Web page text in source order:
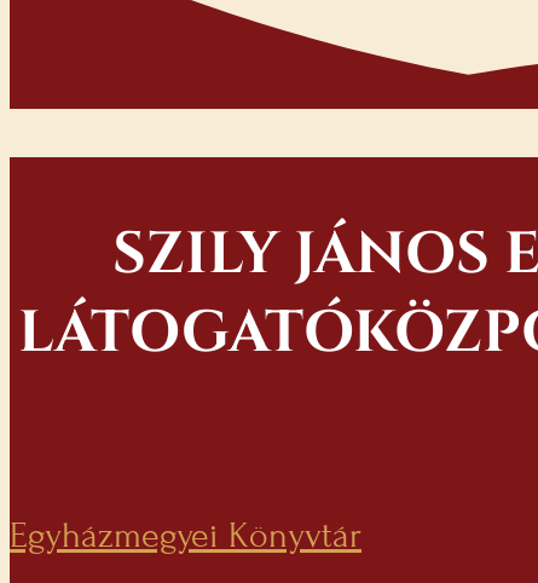
SZILY JÁNOS
Egyházmegyei Könyvtár